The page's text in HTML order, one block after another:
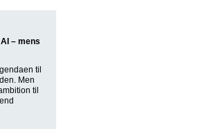
– mens
til
Men
til